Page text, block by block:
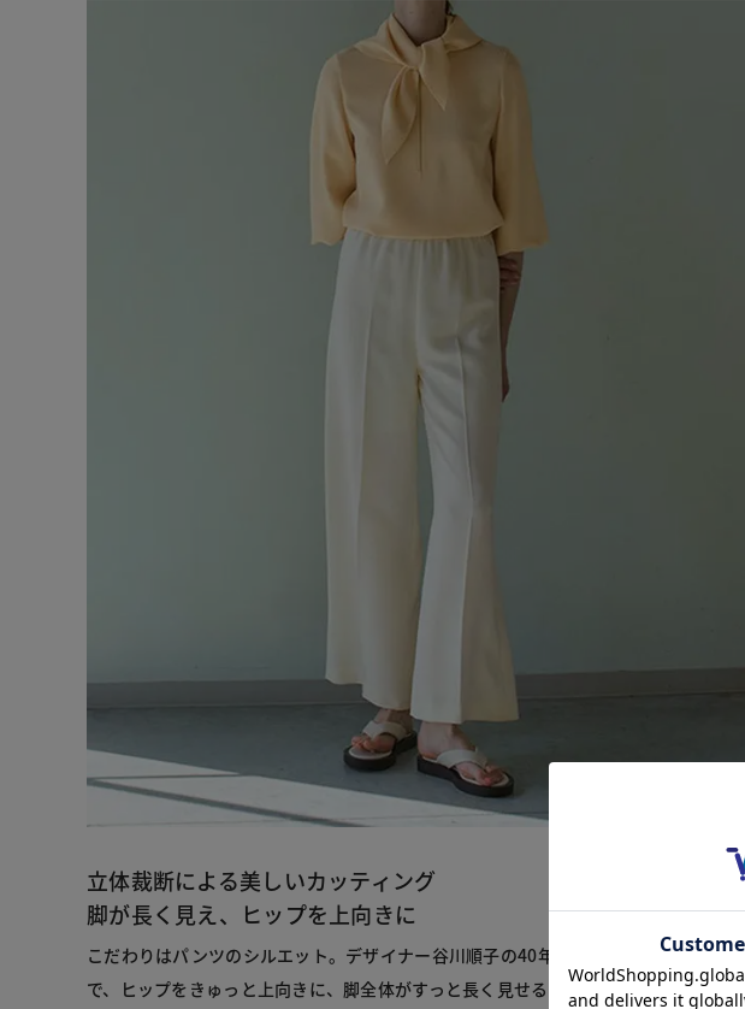
立体裁断による美しいカッティング
脚が長く見え、ヒップを上向きに
こだわりはパンツのシルエット。デザイナー谷川順子の40年以上に及ぶ立体裁断技術
で、ヒップをきゅっと上向きに、脚全体がすっと長く見せるシルエットに。ウエスト